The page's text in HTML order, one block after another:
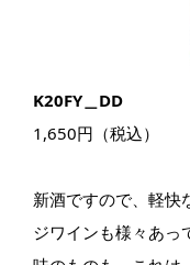
K20FY＿DD
1,650円（税込）
新酒ですので、軽快
ジワインも様々あっ